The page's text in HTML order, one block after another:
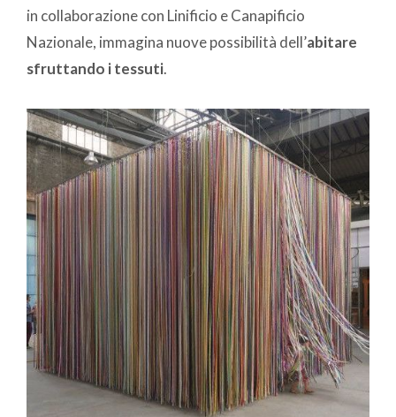
in collaborazione con Linificio e Canapificio
Nazionale, immagina nuove possibilità dell’abitare
sfruttando i tessuti.